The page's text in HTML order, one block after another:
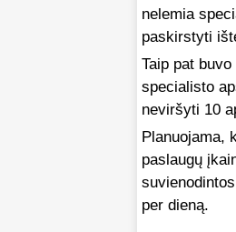
nelemia
paskirstyti
Taip pat
specialisto
neviršyti 10
Planuojama,
paslaugų
per dieną.